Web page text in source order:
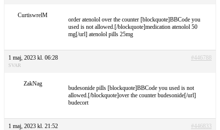
CurtiswrelM
order atenolol over the counter [blockquote]BBCode you
used is not allowed.[/blockquote]medication atenolol 50
mg[/url] atenolol pills 25mg
1 maj, 2023 kl. 06:28 #446788
SVAR
ZakNag
budesonide pills [blockquote]BBCode you used is not
allowed.[/blockquote]over the counter budesonide[/url]
budecort
1 maj, 2023 kl. 21:52 #446833